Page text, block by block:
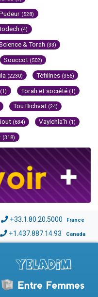
(528)
(4)
& Torah (33)
Souccot (502)
(2230) Téfilines (356)
(1) Torah et société (1)
Tou Bichvat (24)
(634) Vayichla'h (1)
(318)
+33.1.80.20.5000 France
+1.437.887.14.93 Canada